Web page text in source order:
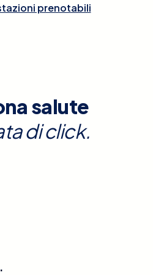
prenotabili
salute
di click.